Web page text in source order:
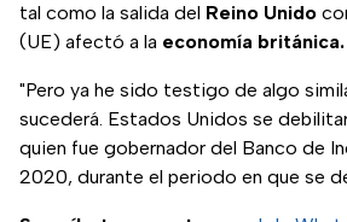
tal como la salida del Reino Unido
(UE) afectó a la economía británica.
"Pero ya he sido testigo de algo
sucederá. Estados Unidos se
quien fue gobernador del Banco de
2020, durante el periodo en que se